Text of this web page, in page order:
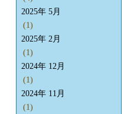
2025年 5月
(1)
2025年 2月
(1)
2024年 12月
(1)
2024年 11月
(1)